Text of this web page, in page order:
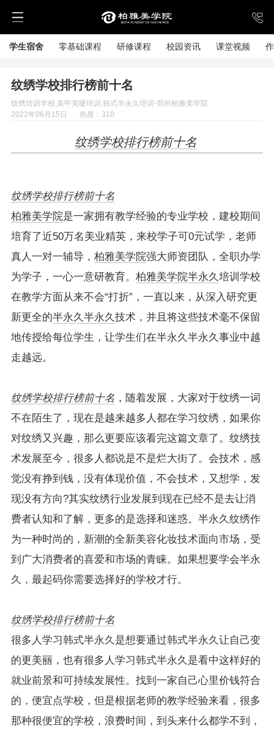
学生宿舍 零基础课程 研修课程 校园资讯 课堂视频
纹绣学校排行榜前十名
纹绣培训学校,美甲美睫培训,韩式半永久培训-郑州柏雅美学院
2022年06月15日
热度：310
纹绣学校排行榜前十名
纹绣学校排行榜前十名
柏雅美学院是一家拥有教学经验的专业学校，建校期间
培育了近50万名美业精英，来校学子可0元试学，老师
真人一对一辅导， 柏雅美学院强大师资团队，全职办学
为学子，一心一意研教育。 柏雅美学院半永久 培训学校
在教学方面从来不会“打折”，一直以来，从深入研究更
新更全的半永久 半永久 技术，并且将这些技术毫不保留
地传授给每位学生，让学生们在半永久半永久事业中越
走越远。
纹绣学校排行榜前十名，随着发展，大家对于纹绣一词
不在陌生了，现在是越来越多人都在学习纹绣，如果你
对纹绣又兴趣，那么更要应该看完这篇文章了。纹绣技
术发展至今，很多人都说是不是烂大街了。会技术，感
觉没有挣到钱，没有体现价值，不会技术，又想学，发
现没有方向?其实纹绣行业发展到现在已经不是去让消
费者认知和了解，更多的是选择和迷惑。半永久纹绣作
为一种时尚的，新潮的全新美容化妆技术面向市场，受
到广大消费者的喜爱和市场的青睐。如果想要学会半永
久，最起码你需要选择好的学校才行。
纹绣学校排行榜前十名
很多人学习韩式半永久是想要通过韩式半永久让自己变
的更美丽，也有很多人学习韩式半永久是看中这样好的
就业前景和可持续发展性。找到一家自己心里价钱符合
的，便宜点学校，但是根据老师的教学经验来看，很多
那种很便宜的学校，浪费时间，到头来什么都学不到，